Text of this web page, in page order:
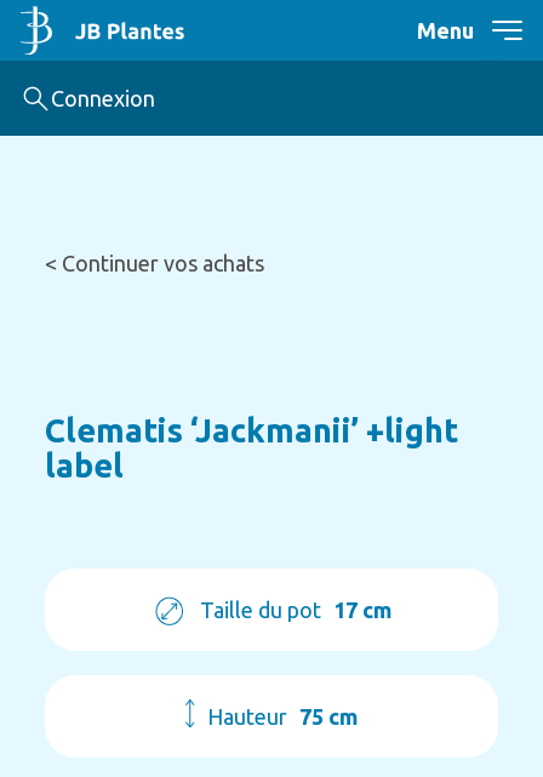
Menu
Connexion
< Continuer vos achats
Clematis ‘Jackmanii’ +light
label
Taille du pot 17 cm
Hauteur 75 cm